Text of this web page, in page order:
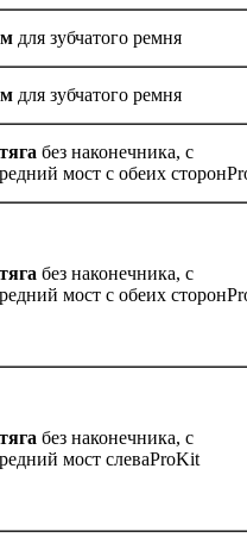
для зубчатого ремня
для зубчатого ремня
без наконечника, с
мост с обеих
без наконечника, с
мост с обеих
без наконечника, с
мост слеваProKit